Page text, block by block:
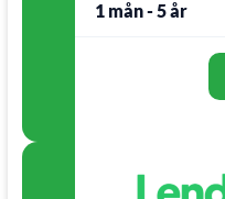
1 mån - 5 år